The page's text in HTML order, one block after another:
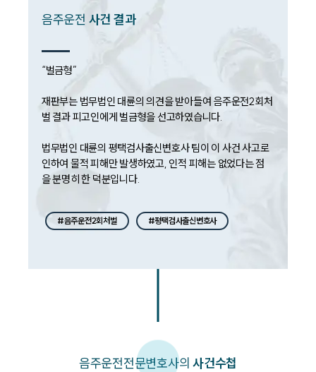
음주운전 사건 결과
“벌금형”
재판부는 법무법인 대륜의 의견을 받아들여 음주운전2회처
벌 결과 피고인에게 벌금형을 선고하였습니다.
법무법인 대륜의 평택검사출신변호사 팀이 이 사건 사고로
인하여 물적 피해만 발생하였고, 인적 피해는 없었다는 점
을 분명히 한 덕분입니다.
#음주운전2회처벌 #평택검사출신변호사
음주운전전문변호사의사건수첩